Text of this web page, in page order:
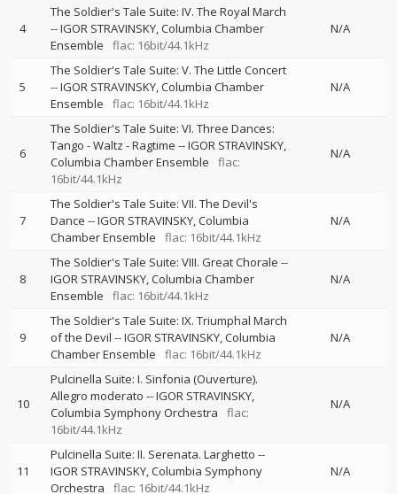
4
The Soldier's Tale Suite: IV. The Royal March
--IGOR STRAVINSKY Columbia Chamber
Ensemble
flac: 16bit/44.1kHz
N/A
5
The Soldier's Tale Suite: V. The Little Concert
--IGOR STRAVINSKY Columbia Chamber
Ensemble
flac: 16bit/44.1kHz
N/A
6
The Soldier's Tale Suite: VI. Three Dances:
Tango - Waltz - Ragtime --IGOR STRAVINSKY
Columbia Chamber Ensemble
flac:
16bit/44.1kHz
N/A
7
The Soldier's Tale Suite: VII. The Devil's
Dance --IGOR STRAVINSKY Columbia
Chamber Ensemble
flac: 16bit/44.1kHz
N/A
8
The Soldier's Tale Suite: VIII. Great Chorale --
IGOR STRAVINSKY Columbia Chamber
Ensemble
flac: 16bit/44.1kHz
N/A
9
The Soldier's Tale Suite: IX. Triumphal March
of the Devil --IGOR STRAVINSKY Columbia
Chamber Ensemble
flac: 16bit/44.1kHz
N/A
10
Pulcinella Suite: I. Sinfonia (Ouverture).
Allegro moderato --IGOR STRAVINSKY
Columbia Symphony Orchestra
flac:
16bit/44.1kHz
N/A
11
Pulcinella Suite: II. Serenata. Larghetto --
IGOR STRAVINSKY Columbia Symphony
Orchestra
flac: 16bit/44.1kHz
N/A